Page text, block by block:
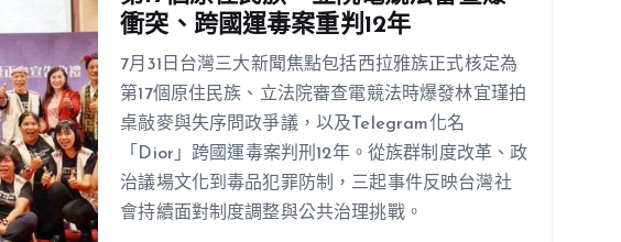
衝突、跨國運毒案重判12年
7月31日台灣三大新聞焦點包括西拉雅族正式核定為
第17個原住民族、立法院審查電競法時爆發林宜瑾拍
桌敲麥與失序問政爭議，以及Telegram化名
「Dior」跨國運毒案判刑12年。從族群制度改革、政
治議場文化到毒品犯罪防制，三起事件反映台灣社
會持續面對制度調整與公共治理挑戰。